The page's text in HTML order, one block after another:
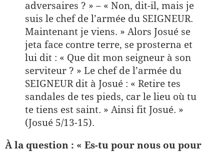
adversaires ? » – « Non, dit-il, mais je
suis le chef de l’armée du SEIGNEUR.
Maintenant je viens. » Alors Josué se
jeta face contre terre, se prosterna et
lui dit : « Que dit mon seigneur à son
serviteur ? » Le chef de l’armée du
SEIGNEUR dit à Josué : « Retire tes
sandales de tes pieds, car le lieu où tu
te tiens est saint. » Ainsi fit Josué. »
(Josué 5/13-15).
À la question : « Es-tu pour nous ou pour